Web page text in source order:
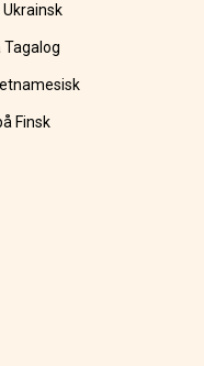
Finsk